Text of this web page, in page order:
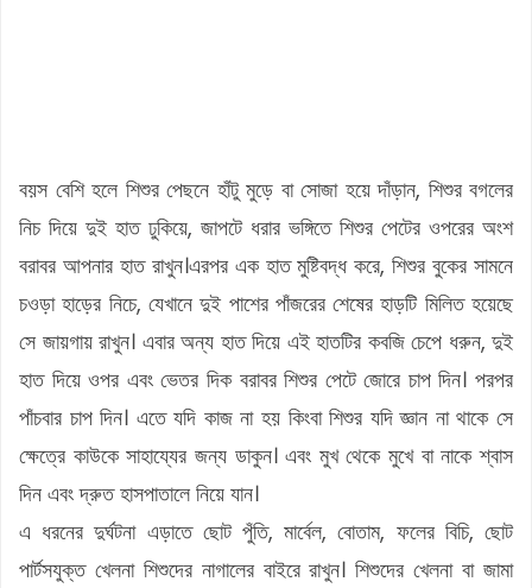
বয়স বেশি হলে শিশুর পেছনে হাঁটু মুড়ে বা সোজা হয়ে দাঁড়ান, শিশুর বগলের
নিচ দিয়ে দুই হাত ঢুকিয়ে, জাপটে ধরার ভঙ্গিতে শিশুর পেটের ওপরের অংশ
বরাবর আপনার হাত রাখুন।এরপর এক হাত মুষ্টিবদ্ধ করে, শিশুর বুকের সামনে
চওড়া হাড়ের নিচে, যেখানে দুই পাশের পাঁজরের শেষের হাড়টি মিলিত হয়েছে
সে জায়গায় রাখুন। এবার অন্য হাত দিয়ে এই হাতটির কবজি চেপে ধরুন, দুই
হাত দিয়ে ওপর এবং ভেতর দিক বরাবর শিশুর পেটে জোরে চাপ দিন। পরপর
পাঁচবার চাপ দিন। এতে যদি কাজ না হয় কিংবা শিশুর যদি জ্ঞান না থাকে সে
ক্ষেত্রে কাউকে সাহায্যের জন্য ডাকুন। এবং মুখ থেকে মুখে বা নাকে শ্বাস
দিন এবং দ্রুত হাসপাতালে নিয়ে যান।
এ ধরনের দুর্ঘটনা এড়াতে ছোট পুঁতি, মার্বেল, বোতাম, ফলের বিচি, ছোট
পার্টসযুক্ত খেলনা শিশুদের নাগালের বাইরে রাখুন। শিশুদের খেলনা বা জামা